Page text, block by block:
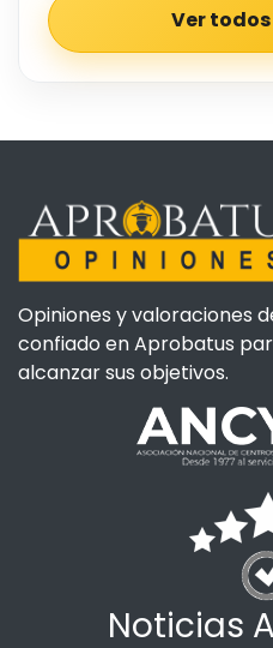
Ver
Opiniones y valoraciones
confiado en Aprobatus
alcanzar sus objetivos.
Noticias